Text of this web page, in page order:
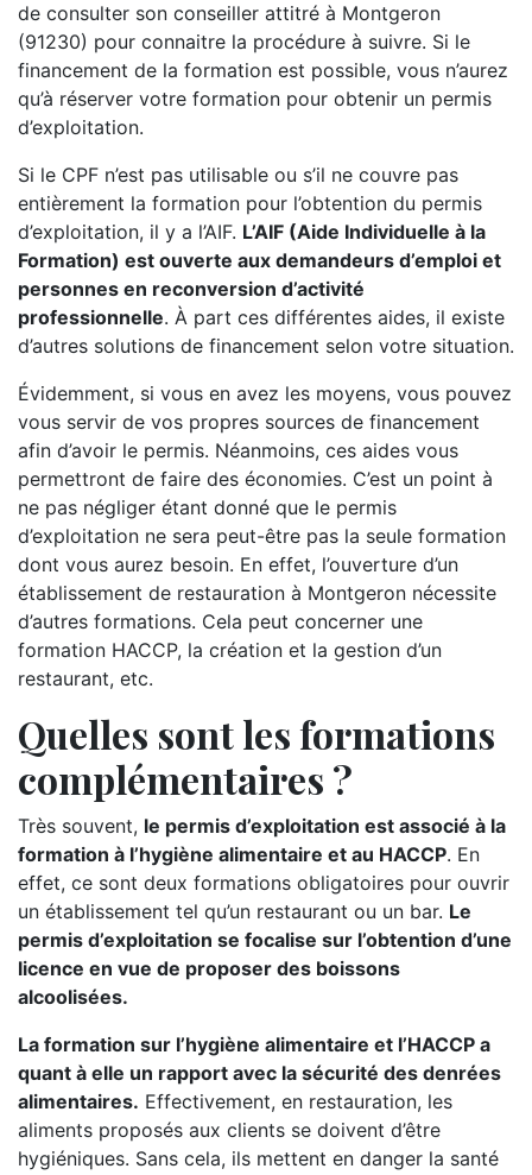
de consulter son conseiller attitré à Montgeron
(91230) pour connaitre la procédure à suivre. Si le
financement de la formation est possible, vous n’aurez
qu’à réserver votre formation pour obtenir un permis
d’exploitation.
Si le CPF n’est pas utilisable ou s’il ne couvre pas
entièrement la formation pour l’obtention du permis
d’exploitation, il y a l’AIF. L’AIF (Aide Individuelle à la
Formation) est ouverte aux demandeurs d’emploi et
personnes en reconversion d’activité
professionnelle. À part ces différentes aides, il existe
d’autres solutions de financement selon votre situation.
Évidemment, si vous en avez les moyens, vous pouvez
vous servir de vos propres sources de financement
afin d’avoir le permis. Néanmoins, ces aides vous
permettront de faire des économies. C’est un point à
ne pas négliger étant donné que le permis
d’exploitation ne sera peut-être pas la seule formation
dont vous aurez besoin. En effet, l’ouverture d’un
établissement de restauration à Montgeron nécessite
d’autres formations. Cela peut concerner une
formation HACCP, la création et la gestion d’un
restaurant, etc.
Quelles sont les formations
complémentaires ?
Très souvent, le permis d’exploitation est associé à la
formation à l’hygiène alimentaire et au HACCP. En
effet, ce sont deux formations obligatoires pour ouvrir
un établissement tel qu’un restaurant ou un bar. Le
permis d’exploitation se focalise sur l’obtention d’une
licence en vue de proposer des boissons
alcoolisées.
La formation sur l’hygiène alimentaire et l’HACCP a
quant à elle un rapport avec la sécurité des denrées
alimentaires. Effectivement, en restauration, les
aliments proposés aux clients se doivent d’être
hygiéniques. Sans cela, ils mettent en danger la santé